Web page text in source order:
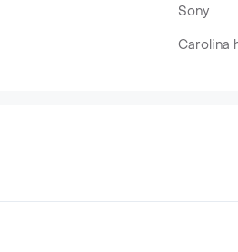
Sony
Carolina